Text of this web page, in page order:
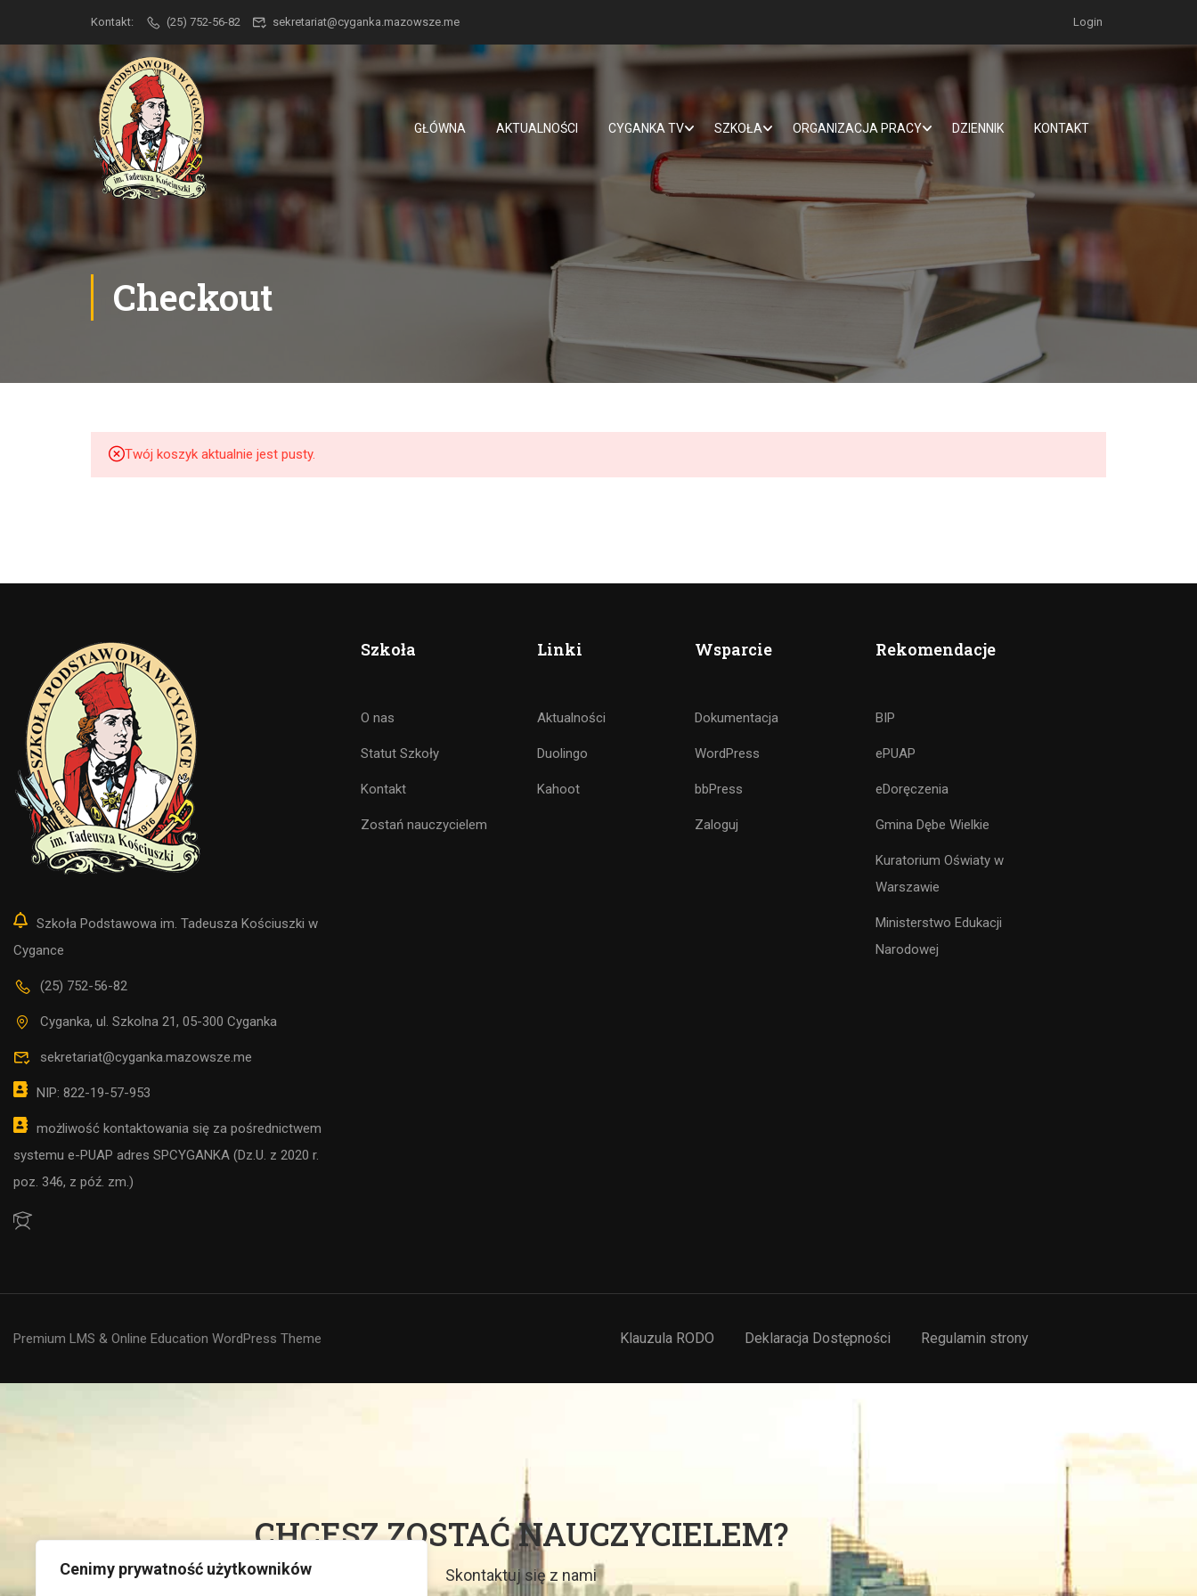
Cenimy prywatność użytkowników
Kontakt: (25) 752-56-82 sekretariat@cyganka.mazowsze.me Login
GŁÓWNA AKTUALNOŚCI CYGANKA TV SZKOŁA ORGANIZACJA PRACY DZIENNIK KONTAKT
Checkout
Twój koszyk aktualnie jest pusty.
Szkoła Podstawowa im. Tadeusza Kościuszki w
Cygance
(25) 752-56-82
Cyganka, ul. Szkolna 21, 05-300 Cyganka
sekretariat@cyganka.mazowsze.me
NIP: 822-19-57-953
możliwość kontaktowania się za pośrednictwem
systemu e-PUAP adres SPCYGANKA (Dz.U. z 2020 r.
poz. 346, z póź. zm.)
Szkoła
O nas
Statut Szkoły
Kontakt
Zostań nauczycielem
Linki
Aktualności
Duolingo
Kahoot
Wsparcie
Dokumentacja
WordPress
bbPress
Zaloguj
Rekomendacje
BIP
ePUAP
eDoręczenia
Gmina Dębe Wielkie
Kuratorium Oświaty w
Warszawie
Ministerstwo Edukacji
Narodowej
Premium LMS & Online Education WordPress Theme Klauzula RODO Deklaracja Dostępności Regulamin strony
CHCESZ ZOSTAĆ NAUCZYCIELEM?
Skontaktuj się z nami